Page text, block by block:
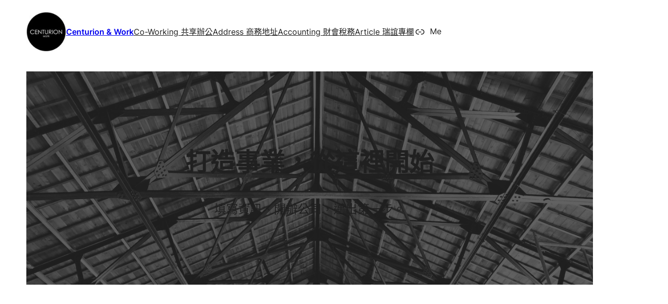
Centurion & WorkCo-Working 共享辦公Address 商務地址Accounting 財會稅務Article 瑞誼專欄 Me
打造事業，從這裡開始
填寫資訊、開辦公司，邁出第一步。